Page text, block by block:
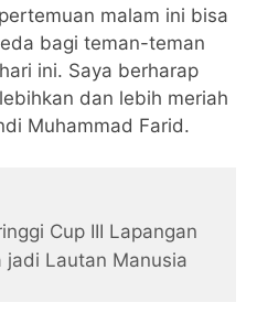
malam ini bisa
bagi teman-teman
ini. Saya berharap
dan lebih meriah
Muhammad Farid.
Cup III Lapangan
jadi Lautan Manusia